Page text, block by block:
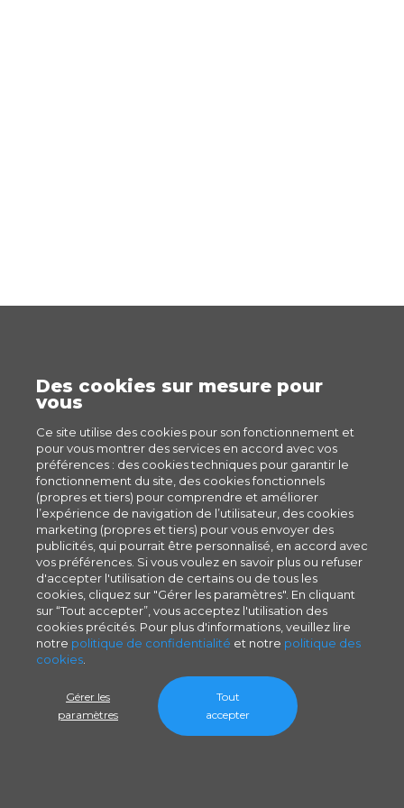
Des cookies sur mesure pour
vous
Ce site utilise des cookies pour son fonctionnement et
pour vous montrer des services en accord avec vos
préférences : des cookies techniques pour garantir le
fonctionnement du site, des cookies fonctionnels
(propres et tiers) pour comprendre et améliorer
l’expérience de navigation de l’utilisateur, des cookies
marketing (propres et tiers) pour vous envoyer des
publicités, qui pourrait être personnalisé, en accord avec
vos préférences. Si vous voulez en savoir plus ou refuser
d'accepter l'utilisation de certains ou de tous les
cookies, cliquez sur "Gérer les paramètres". En cliquant
sur “Tout accepter”, vous acceptez l'utilisation des
cookies précités. Pour plus d'informations, veuillez lire
notre politique de confidentialité et notre politique des
cookies
Gérer les
paramètres
Tout
accepter